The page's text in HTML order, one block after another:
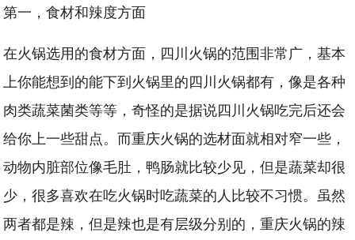
第一，食材和辣度方面
在火锅选用的食材方面，四川火锅的范围非常广，基本
上你能想到的能下到火锅里的四川火锅都有，像是各种
肉类蔬菜菌类等等，奇怪的是据说四川火锅吃完后还会
给你上一些甜点。而重庆火锅的选材面就相对窄一些，
动物内脏部位像毛肚，鸭肠就比较少见，但是蔬菜却很
少，很多喜欢在吃火锅时吃蔬菜的人比较不习惯。虽然
两者都是辣，但是辣也是有层级分别的，重庆火锅的辣